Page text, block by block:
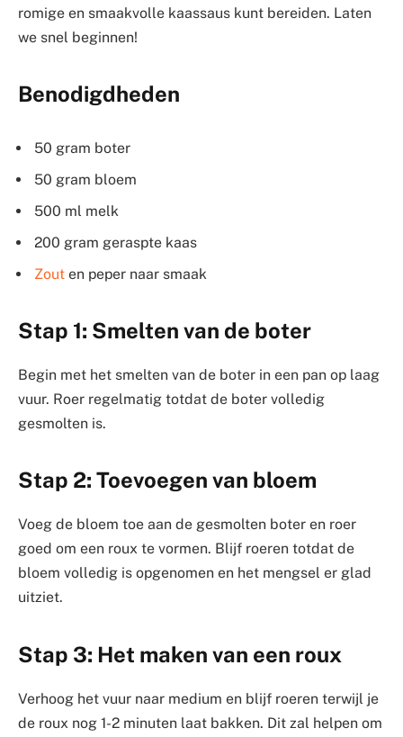
romige en smaakvolle kaassaus kunt bereiden. Laten
we snel beginnen!
Benodigdheden
50 gram boter
50 gram bloem
500 ml melk
200 gram geraspte kaas
Zout en peper naar smaak
Stap 1: Smelten van de boter
Begin met het smelten van de boter in een pan op laag
vuur. Roer regelmatig totdat de boter volledig
gesmolten is.
Stap 2: Toevoegen van bloem
Voeg de bloem toe aan de gesmolten boter en roer
goed om een roux te vormen. Blijf roeren totdat de
bloem volledig is opgenomen en het mengsel er glad
uitziet.
Stap 3: Het maken van een roux
Verhoog het vuur naar medium en blijf roeren terwijl je
de roux nog 1-2 minuten laat bakken. Dit zal helpen om